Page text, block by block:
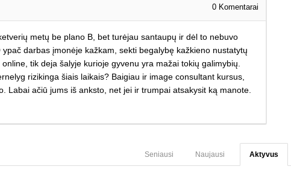
0 Komentarai
metų be plano B, bet turėjau santaupų ir dėl to nebuvo
darbas įmonėje kažkam, sekti begalybę kažkieno nustatytų
tik deja šalyje kurioje gyvenu yra mažai tokių galimybių.
rizikinga šiais laikais? Baigiau ir image consultant kursus,
ačiū jums iš anksto, net jei ir trumpai atsakysit ką manote.
Aktyvus
Naujausi
Seniausi